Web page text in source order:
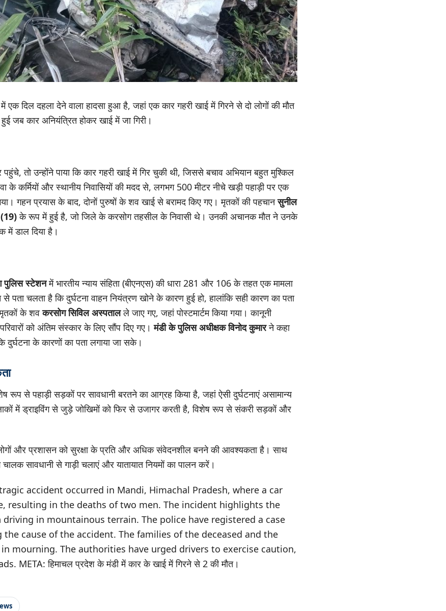
दिल दहला देने वाला हादसा हुआ है, जहां एक कार गहरी खाई में गिरने से दो लोगों की मौत
जब कार अनियंत्रित होकर खाई में जा गिरी।
तो उन्होंने पाया कि कार गहरी खाई में गिर चुकी थी, जिससे बचाव अभियान बहुत मुश्किल
के कर्मियों और स्थानीय निवासियों की मदद से, लगभग 500 मीटर नीचे खड़ी पहाड़ी पर एक
गहन प्रयास के बाद, दोनों पुरुषों के शव खाई से बरामद किए गए। मृतकों की पहचानसुनील
के रूप में हुई है, जो जिले के करसोग तहसील के निवासी थे। उनकी अचानक मौत ने उनके
में डाल दिया है।
पुलिस स्टेशनमें भारतीय न्याय संहिता (बीएनएस) की धारा 281 और 106 के तहत एक मामला
से पता चलता है कि दुर्घटना वाहन नियंत्रण खोने के कारण हुई हो, हालांकि सही कारण का पता
मृतकों के शवकरसोग सिविल अस्पतालले जाए गए, जहां पोस्टमार्टम किया गया। कानूनी
को अंतिम संस्कार के लिए सौंप दिए गए।मंडी के पुलिस अधीक्षक विनोद कुमारने कहा
दुर्घटना के कारणों का पता लगाया जा सके।
रूप से पहाड़ी सड़कों पर सावधानी बरतने का आग्रह किया है, जहां ऐसी दुर्घटनाएं असामान्य
में ड्राइविंग से जुड़े जोखिमों को फिर से उजागर करती है, विशेष रूप से संकरी सड़कों और
और प्रशासन को सुरक्षा के प्रति और अधिक संवेदनशील बनने की आवश्यकता है। साथ
सावधानी से गाड़ी चलाएं और यातायात नियमों का पालन करें।
accident occurred in Mandi, Himachal Pradesh, where a car
resulting in the deaths of two men. The incident highlights the
in mountainous terrain. The police have registered a case
cause of the accident. The families of the deceased and the
mourning. The authorities have urged drivers to exercise caution,
META: हिमाचल प्रदेश के मंडी में कार के खाई में गिरने से 2 की मौत।